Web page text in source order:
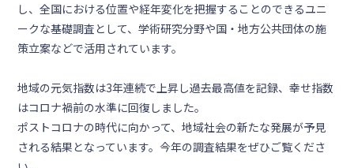
し、全国における位置や経年変化を把握することのできるユニ
ークな基礎調査として、学術研究分野や国・地方公共団体の施
策立案などで活用されています。
地域の元気指数は3年連続で上昇し過去最高値を記録、幸せ指数
はコロナ禍前の水準に回復しました。
ポストコロナの時代に向かって、地域社会の新たな発展が予見
される結果となっています。今年の調査結果をぜひご覧くださ